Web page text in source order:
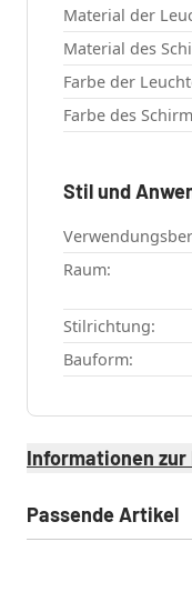
Material der
Material des
Farbe der
Farbe des
Stil und
Raum:
Stilrichtung:
Bauform:
Informationen
Passende Artikel